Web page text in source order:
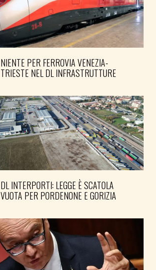
NIENTE PER FERROVIA VENEZIA-
TRIESTE NEL DL INFRASTRUTTURE
DL INTERPORTI: LEGGE È SCATOLA
VUOTA PER PORDENONE E GORIZIA